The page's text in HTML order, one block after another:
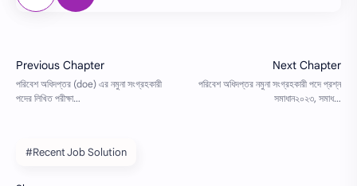
#Recent Job Solution